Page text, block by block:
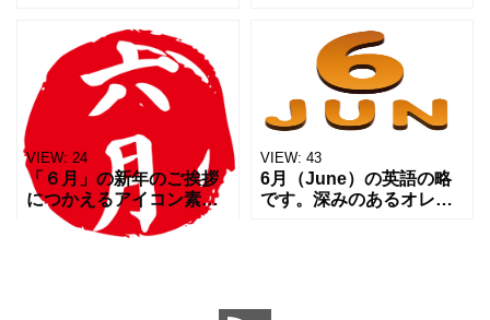
なデザイン性の高いアイ
コンになります。 チラシ
やバナー、SNSのアイコ
ンとしてご活用いただけ
チラシなどの月の表示ア
イコンとしてご活用くだ
さいませ。 シンプルモダ
ンデザインのアイコン素
材
VIEW: 24
「６月」の新年のご挨拶
につかえるアイコン素材
です。 無料ダウンロード
できますのでよろしくお
VIEW: 43
6月（June）の英語の略
です。深みのあるオレン